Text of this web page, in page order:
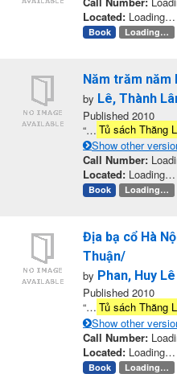
Located: Loading…
Book Loading…
Năm trăm năm
by Lê, Thành
Published 2010
“… Tủ sách Thăng
Show other
Call Number:
Located: Loading…
Book Loading…
Địa bạ cổ Hà
Thuận/
by Phan, Huy
Published 2010
“… Tủ sách Thăng
Show other
Call Number:
Located: Loading…
Book Loading…